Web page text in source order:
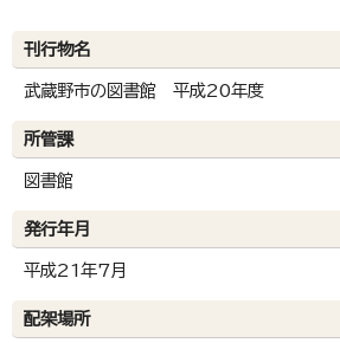
刊行物名
武蔵野市の図書館 平成20年度
所管課
図書館
発行年月
平成21年7月
配架場所